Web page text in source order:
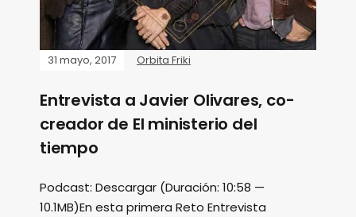
31 mayo, 2017 Orbita Friki
Entrevista a Javier Olivares, co-
creador de El ministerio del
tiempo
Podcast: Descargar (Duración: 10:58 —
10.1MB)En esta primera Reto Entrevista